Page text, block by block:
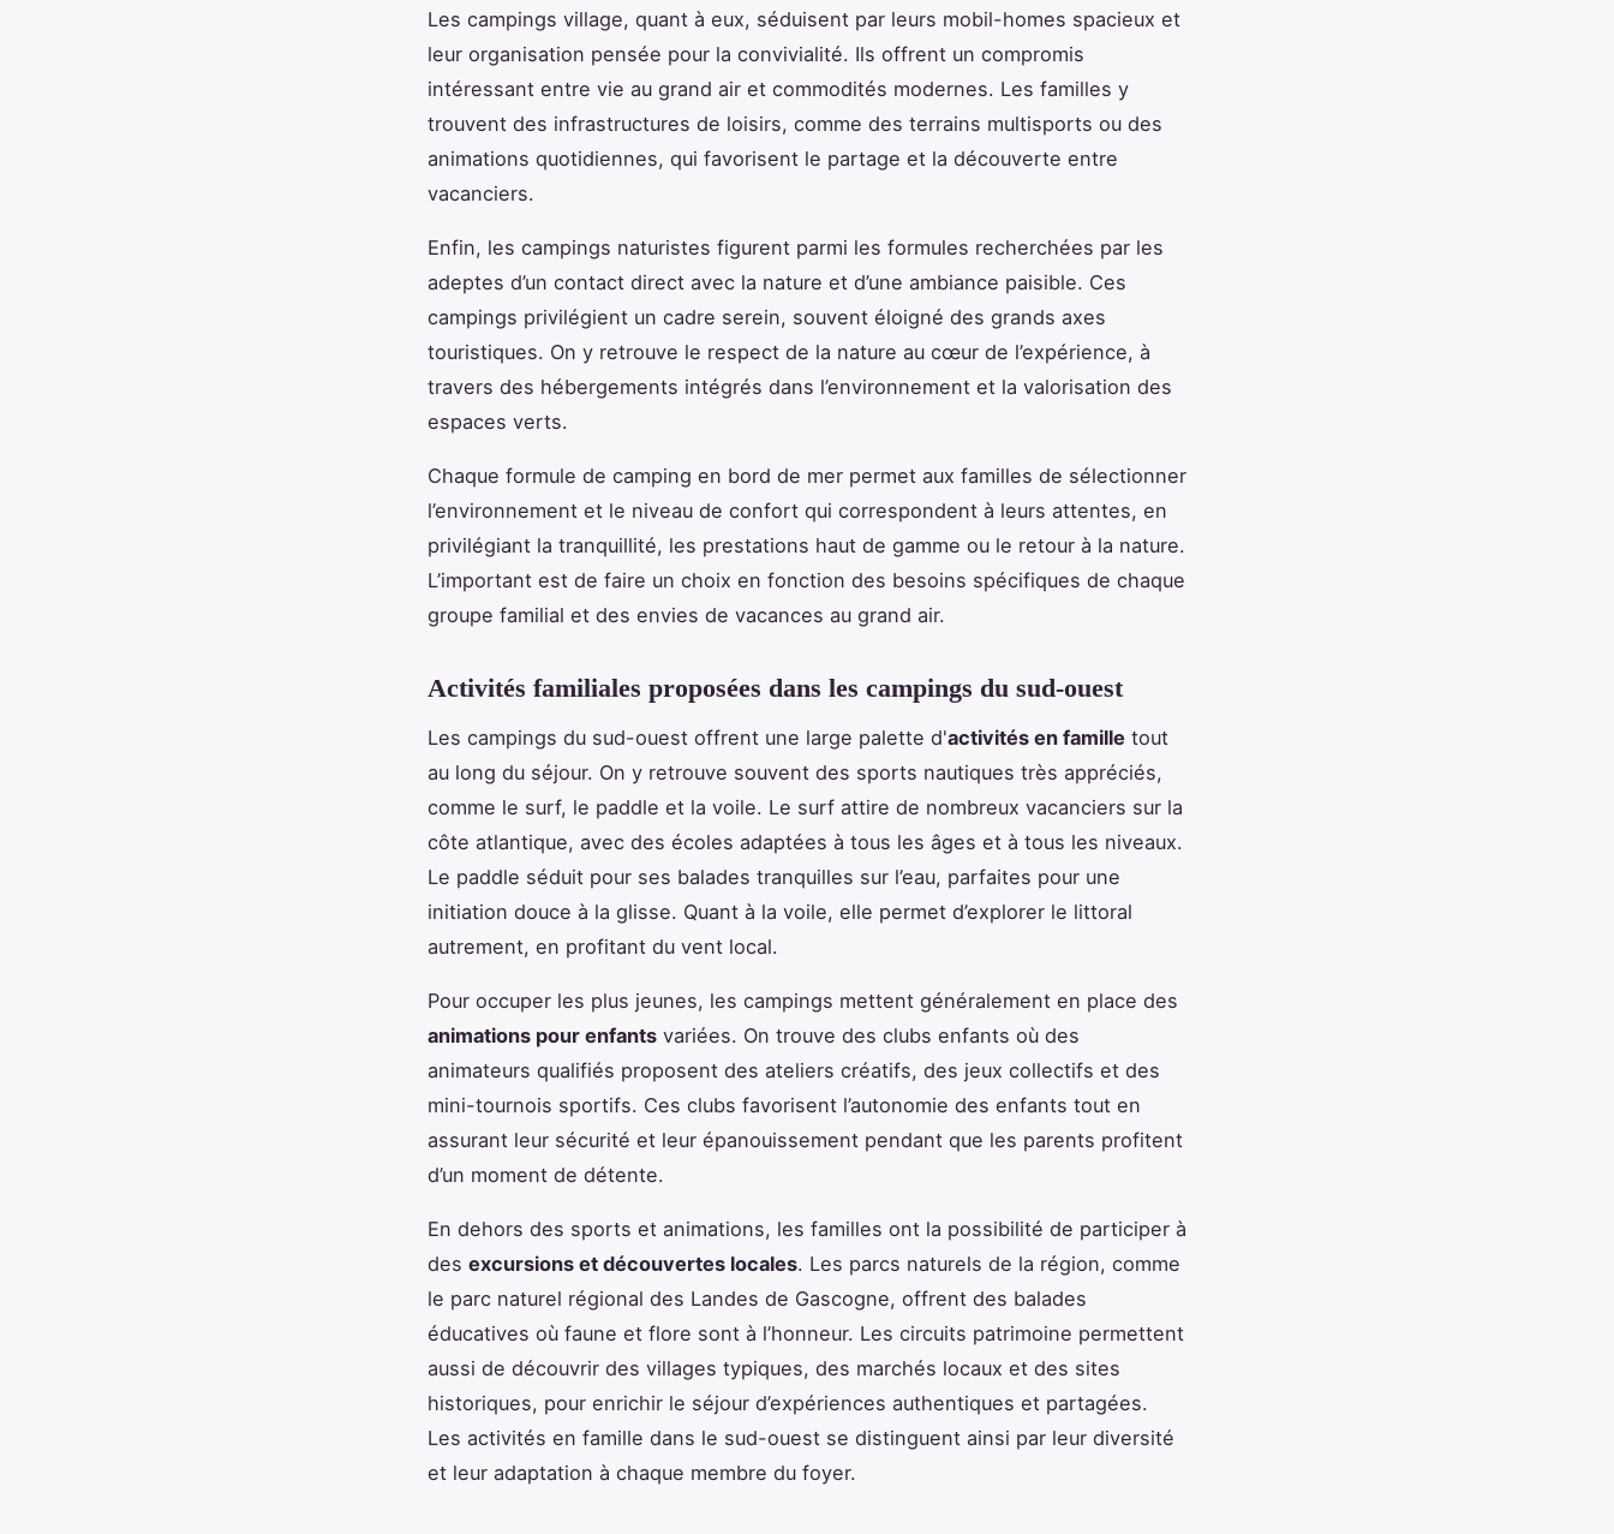
Les campings village, quant à eux, séduisent par leurs mobil-homes spacieux et
leur organisation pensée pour la convivialité. Ils offrent un compromis
intéressant entre vie au grand air et commodités modernes. Les familles y
trouvent des infrastructures de loisirs, comme des terrains multisports ou des
animations quotidiennes, qui favorisent le partage et la découverte entre
vacanciers.
Enfin, les campings naturistes figurent parmi les formules recherchées par les
adeptes d’un contact direct avec la nature et d’une ambiance paisible. Ces
campings privilégient un cadre serein, souvent éloigné des grands axes
touristiques. On y retrouve le respect de la nature au cœur de l’expérience, à
travers des hébergements intégrés dans l’environnement et la valorisation des
espaces verts.
Chaque formule de camping en bord de mer permet aux familles de sélectionner
l’environnement et le niveau de confort qui correspondent à leurs attentes, en
privilégiant la tranquillité, les prestations haut de gamme ou le retour à la nature.
L’important est de faire un choix en fonction des besoins spécifiques de chaque
groupe familial et des envies de vacances au grand air.
Activités familiales proposées dans les campings du sud-ouest
Les campings du sud-ouest offrent une large palette d'activités en famille tout
au long du séjour. On y retrouve souvent des sports nautiques très appréciés,
comme le surf, le paddle et la voile. Le surf attire de nombreux vacanciers sur la
côte atlantique, avec des écoles adaptées à tous les âges et à tous les niveaux.
Le paddle séduit pour ses balades tranquilles sur l’eau, parfaites pour une
initiation douce à la glisse. Quant à la voile, elle permet d’explorer le littoral
autrement, en profitant du vent local.
Pour occuper les plus jeunes, les campings mettent généralement en place des
animations pour enfants variées. On trouve des clubs enfants où des
animateurs qualifiés proposent des ateliers créatifs, des jeux collectifs et des
mini-tournois sportifs. Ces clubs favorisent l’autonomie des enfants tout en
assurant leur sécurité et leur épanouissement pendant que les parents profitent
d’un moment de détente.
En dehors des sports et animations, les familles ont la possibilité de participer à
des excursions et découvertes locales. Les parcs naturels de la région, comme
le parc naturel régional des Landes de Gascogne, offrent des balades
éducatives où faune et flore sont à l’honneur. Les circuits patrimoine permettent
aussi de découvrir des villages typiques, des marchés locaux et des sites
historiques, pour enrichir le séjour d’expériences authentiques et partagées.
Les activités en famille dans le sud-ouest se distinguent ainsi par leur diversité
et leur adaptation à chaque membre du foyer.